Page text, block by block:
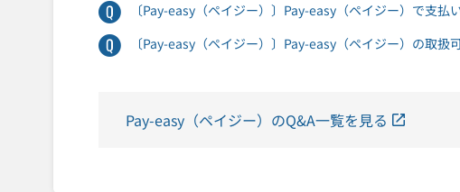
〔Pay-easy（ペイジー）〕Pay-easy（ペイジー）で支払
〔Pay-easy（ペイジー）〕Pay-easy（ペイジー）の取扱
Pay-easy（ペイジー）のQ&A一覧を見る